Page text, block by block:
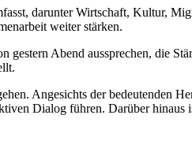
darunter Wirtschaft, Kultur,
weiter stärken.
Abend aussprechen, die
Angesichts der bedeutenden
Dialog führen. Darüber